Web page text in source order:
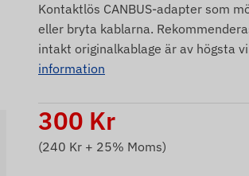
Kontaktlös CANBUS-adapter som
eller bryta kablarna.
intakt originalkablage är av högsta
information
300 Kr
(240 Kr + 25% Moms)